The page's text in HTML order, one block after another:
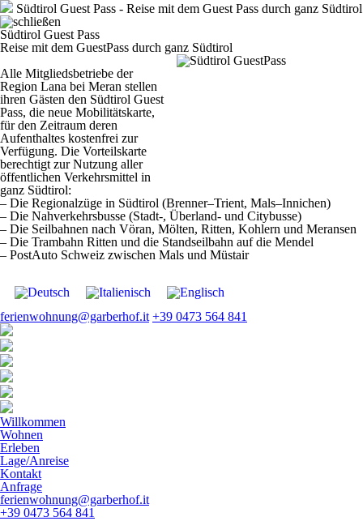
Südtirol Guest Pass - Reise mit dem Guest Pass durch ganz Südtirol
Südtirol Guest Pass
Reise mit dem GuestPass durch ganz Südtirol
Alle Mitgliedsbetriebe der
Region Lana bei Meran stellen
ihren Gästen den Südtirol Guest
Pass, die neue Mobilitätskarte,
für den Zeitraum deren
Aufenthaltes kostenfrei zur
Verfügung. Die Vorteilskarte
berechtigt zur Nutzung aller
öffentlichen Verkehrsmittel in
ganz Südtirol:
– Die Regionalzüge in Südtirol (Brenner–Trient, Mals–Innichen)
– Die Nahverkehrsbusse (Stadt-, Überland- und Citybusse)
– Die Seilbahnen nach Vöran, Mölten, Ritten, Kohlern und Meransen
– Die Trambahn Ritten und die Standseilbahn auf die Mendel
– PostAuto Schweiz zwischen Mals und Müstair
ferienwohnung@garberhof.it +39 0473 564 841
Willkommen
Wohnen
Erleben
Lage/Anreise
Kontakt
Anfrage
ferienwohnung@garberhof.it
+39 0473 564 841